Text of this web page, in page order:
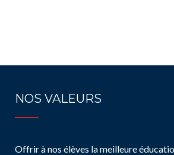
NOS VALEURS
Offrir à nos élèves la meilleure